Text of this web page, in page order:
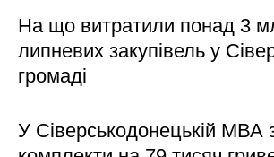
На що витратили понад 3
липневих закупівель у
громаді
У Сіверськодонецькій МВА